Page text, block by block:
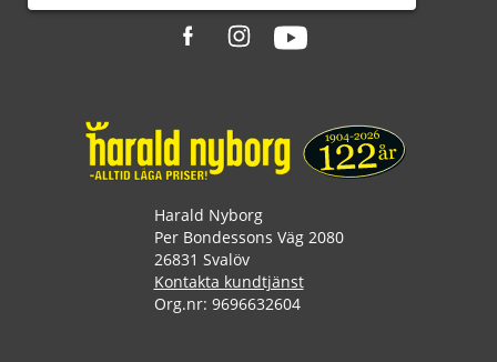
Harald Nyborg
Per Bondessons Väg 2080
26831 Svalöv
Kontakta kundtjänst
Org.nr: 9696632604